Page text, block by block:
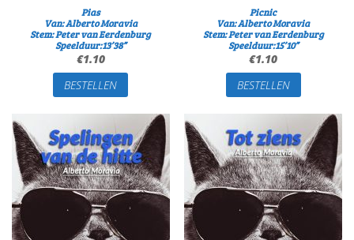
Pias
Van: Alberto Moravia
Stem: Peter van Eerdenburg
Speelduur:13’38”
€1.10
BESTELLEN
Picnic
Van: Alberto Moravia
Stem: Peter van Eerdenburg
Speelduur:15’10”
€1.10
BESTELLEN